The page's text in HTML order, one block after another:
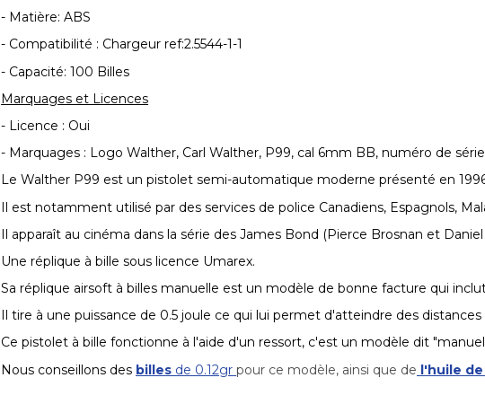
- Matière: ABS
- Compatibilité : Chargeur ref:2.5544-1-1
- Capacité: 100 Billes
Marquages et Licences
- Licence : Oui
- Marquages : Logo Walther, Carl Walther, P99, cal 6mm BB, numéro de
Le Walther P99 est un pistolet semi-automatique moderne présenté en
Il est notamment utilisé par des services de police Canadiens, Espagnols,
Il apparaît au cinéma dans la série des James Bond (Pierce Brosnan et Daniel
Une réplique à bille sous licence Umarex.
Sa réplique airsoft à billes manuelle est un modèle de bonne facture qui
Il tire à une puissance de 0.5 joule ce qui lui permet d'atteindre des distances
Ce pistolet à bille fonctionne à l'aide d'un ressort, c'est un modèle dit
Nous conseillons des billes de 0.12gr pour ce modèle, ainsi que de l'huile